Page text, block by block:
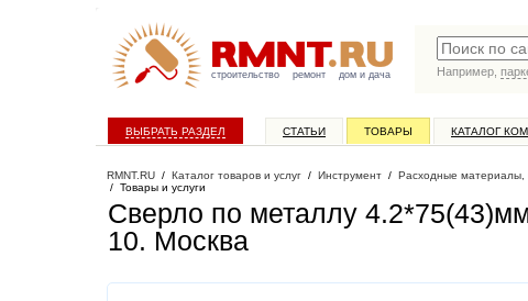
строительство ремонт дом и дача
Например,
ВЫБРАТЬ РАЗДЕЛ СТАТЬИ ТОВАРЫ КАТАЛОГ
RMNT.RU / Каталог товаров и услуг / Инструмент / Расходные материалы,
/ Товары и услуги
Сверло по металлу
10. Москва